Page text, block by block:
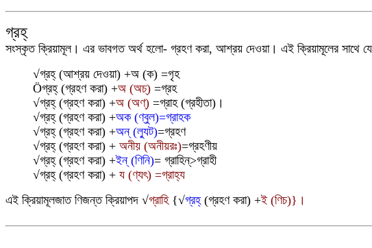
গ্রহ্
সংস্কৃত ক্রিয়ামূল। এর ভাবগত অর্থ হলো- গ্রহণ করা, আশ্রয় দেওয়া। এই ক্রিয়ামূলের সাথে
√গ্রহ্ (আশ্রয় দেওয়া) +অ (ক) =গৃহ
Öগ্রহ্ (গ্রহণ করা) +অ (অচ্) =গ্রহ
√গ্রহ্ (গ্রহণ করা) +অ (অণ্) =গ্রাহ (গ্রহীতা) ।
√গ্রহ্ (গ্রহণ করা) +অক (ণ্বুল)=গ্রাহক
√গ্রহ্ (গ্রহণ করা) +অন্ (ল্যুট)=গ্রহণ
√গ্রহ্ (গ্রহণ করা) + অনীয় (অনীয়রঃ)=গ্রহণীয়
√গ্রহ্ (গ্রহণ করা) +ইন্ (ণিনি)= গ্রাহিন্>গ্রাহী
√গ্রহ্ (গ্রহণ করা) + য (ণ্যৎ) =গ্রাহ্য
এই ক্রিয়ামূলজাত ণিজন্ত ক্রিয়াপদ √গ্রাহি {√গ্রহ্ (গ্রহণ করা) +ই (ণিচ)}।